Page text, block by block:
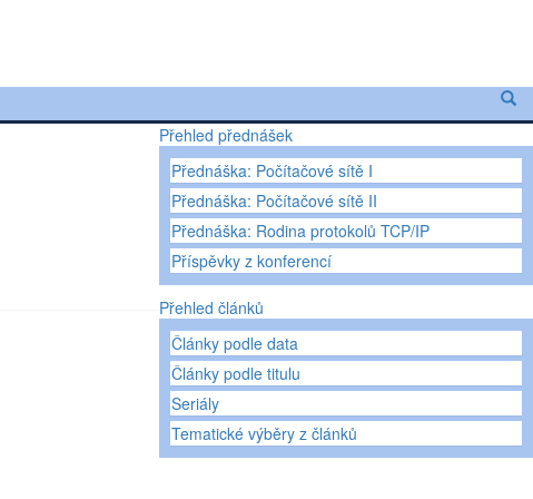
Přehled přednášek
Přednáška: Počítačové sítě I
Přednáška: Počítačové sítě II
Přednáška: Rodina protokolů TCP/IP
Příspěvky z konferencí
Přehled článků
Články podle data
Články podle titulu
Seriály
Tematické výběry z článků